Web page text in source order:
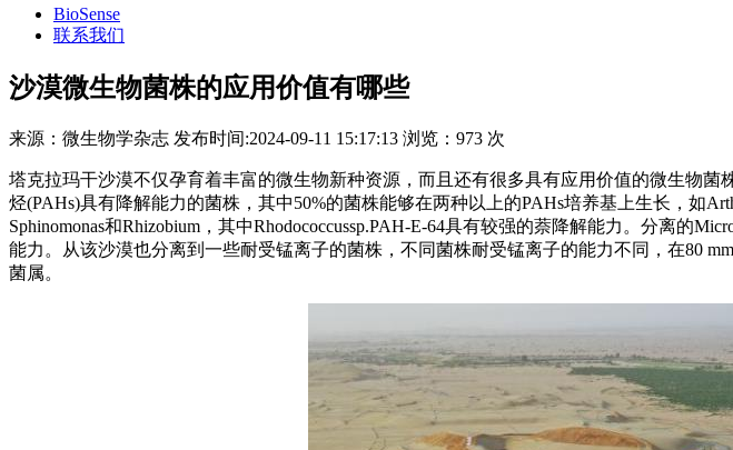
BioSense
联系我们
​沙漠微生物菌株的应用价值有哪些
来源： 微生物学杂志 发布时间:2024-09-11 15:17:13 浏览： 973 次
塔克拉玛干沙漠不仅孕育着丰富的微生物新种资源，而且还有很多具有应用价值的微生物菌
烃(PAHs)具有降解能力的菌株，其中50%的菌株能够在两种以上的PAHs培养基上生长，如
Sphinomonas和Rhizobium，其中Rhodococcussp.PAH-E-64具有较强的萘降解能力。分离的
能力。从该沙漠也分离到一些耐受锰离子的菌株，不同菌株耐受锰离子的能力不同，在80
菌属。